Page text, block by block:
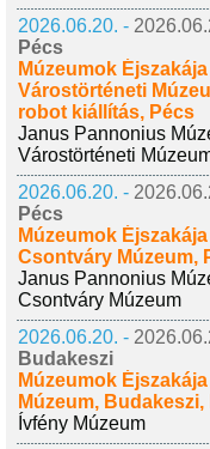
2026.06.20. -
Pécs
Múzeumok Éjszakája
Várostörténeti
robot kiállítás, Pécs
Janus Pannonius
Várostörténeti
2026.06.20. -
Pécs
Múzeumok Éjszakája
Csontváry Múzeum,
Janus Pannonius
Csontváry Múzeum
2026.06.20. -
Budakeszi
Múzeumok
Múzeum,
Ívfény Múzeum